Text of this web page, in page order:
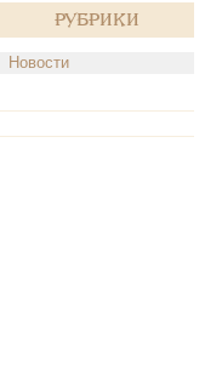
Рубрики
Новости